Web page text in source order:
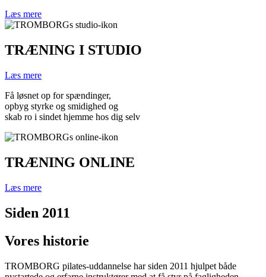
Læs mere
TRÆNING I STUDIO
Læs mere
Få løsnet op for spændinger,
opbyg styrke og smidighed og
skab ro i sindet hjemme hos dig selv
TRÆNING ONLINE
Læs mere
Siden 2011
Vores historie
TROMBORG pilates-uddannelse har siden 2011 hjulpet både